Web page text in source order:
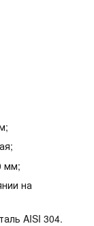
мм;
на
AISI 304.